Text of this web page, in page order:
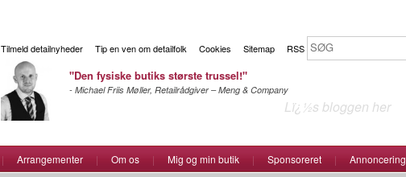
Tilmeld detailnyheder Tip en ven om detailfolk Cookies Sitemap RSS
"Den fysiske butiks største trussel!"
- Michael Friis Møller, Retailrådgiver – Meng & Company
Lï¿½s bloggen her
| Arrangementer | Om os | Mig og min butik | Sponsoreret | Annoncering